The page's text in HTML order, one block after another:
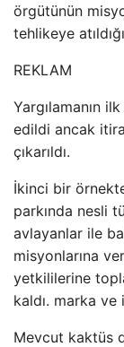
örgütünün
tehlikeye
REKLAM
Yargılamanın
edildi ancak
çıkarıldı.
İkinci bir
parkında nesli
avlayanlar ile
misyonlarına
yetkililerine
kaldı. marka ve
Mevcut kaktüs